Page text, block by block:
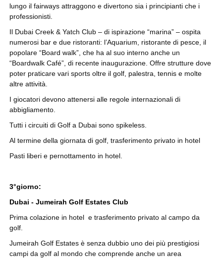
lungo il fairways attraggono e divertono sia i principianti che i
professionisti.
Il Dubai Creek & Yatch Club – di ispirazione “marina” – ospita
numerosi bar e due ristoranti: l’Aquarium, ristorante di pesce, il
popolare “Board walk”, che ha al suo interno anche un
“Boardwalk Café”, di recente inaugurazione. Offre strutture dove
poter praticare vari sports oltre il golf, palestra, tennis e molte
altre attività.
I giocatori devono attenersi alle regole internazionali di
abbigliamento.
Tutti i circuiti di Golf a Dubai sono spikeless.
Al termine della giornata di golf, trasferimento privato in hotel
Pasti liberi e pernottamento in hotel.
3°giorno:
Dubai - Jumeirah Golf Estates Club
Prima colazione in hotel e trasferimento privato al campo da
golf.
Jumeirah Golf Estates è senza dubbio uno dei più prestigiosi
campi da golf al mondo che comprende anche un area